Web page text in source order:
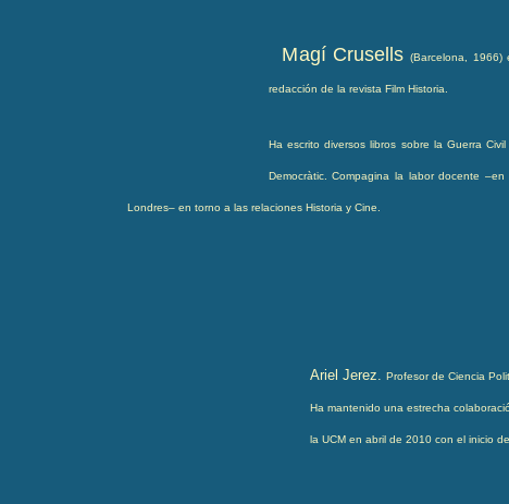
Magí Crusells(Barcelona, 1966)
redacción de la revista Film Historia.
Ha escrito diversos libros sobre la Guerra
Democràtic. Compagina la labor docente
Londres– en torno a las relaciones Historia y Cine.
Ariel Jerez. Profesor de Ciencia
Ha mantenido una estrecha
la UCM en abril de 2010 con el inicio